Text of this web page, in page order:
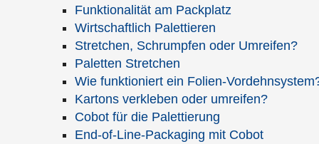
Funktionalität am Packplatz
Wirtschaftlich Palettieren
Stretchen, Schrumpfen oder Umreifen?
Paletten Stretchen
Wie funktioniert ein Folien-
Kartons verkleben oder umreifen?
Cobot für die Palettierung
End-of-Line-Packaging mit Cobot
Noch Zeichen
Spamschutz*
Lösen Sie bitte folgende Rechenaufgabe und schreiben Sie das
Ergebnis in das nachfolgende Eingabefeld: